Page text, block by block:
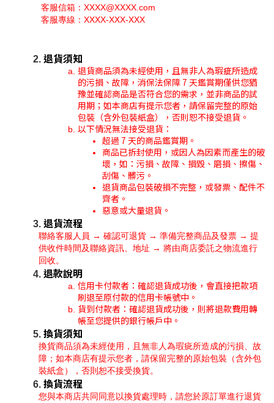
客服信箱：XXXX@XXXX.com
客服專線：XXXX-XXX-XXX
退貨須知
退貨商品須為未經使用，且無非人為瑕疵所造成
的污損、故障，消保法保障 7 天鑑賞期僅供您猶
豫並確認商品是否符合您的需求，並非商品的試
用期；如本商店有提示您者，請保留完整的原始
包裝（含外包裝紙盒），否則恕不接受退貨。
以下情況無法接受退貨：
超過 7 天的商品鑑賞期。
商品已拆封使用，或因人為因素而產生的破
壞，如：污損、故障、損毀、磨損、擦傷、
刮傷、髒污。
退貨商品包裝破損不完整，或發票、配件不
齊者。
惡意或大量退貨。
退貨流程
聯絡客服人員 → 確認可退貨 → 準備完整商品及發票 → 提
供收件時間及聯絡資訊、地址 → 將由商店委託之物流進行
回收。
退款說明
信用卡付款者：確認退貨成功後，會直接把款項
刷退至原付款的信用卡帳號中。
貨到付款者：確認退貨成功後，則將退款費用轉
帳至您提供的銀行帳戶中。
換貨須知
換貨商品須為未經使用，且無非人為瑕疵所造成的污損、故
障；如本商店有提示您者，請保留完整的原始包裝（含外包
裝紙盒），否則恕不接受換貨。
換貨流程
您與本商店共同同意以換貨處理時，請您於原訂單進行退貨